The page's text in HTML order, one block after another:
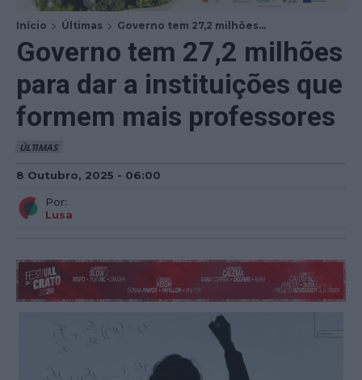
Início Últimas Governo tem 27,2 milhões...
Governo tem 27,2 milhões
para dar a instituições que
formem mais professores
ÚLTIMAS
8 Outubro, 2025 - 06:00
Por:
Lusa